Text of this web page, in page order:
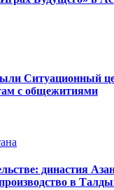
Ситуационный
с общежитиями
династия
в